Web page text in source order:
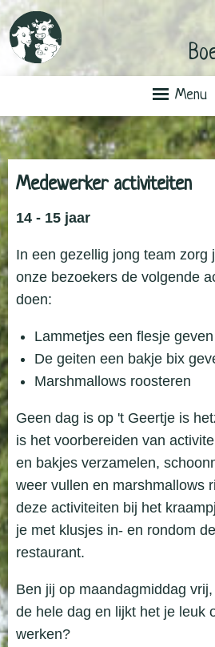
Menu
Medewerker activiteiten
14 - 15 jaar
In een gezellig jong team zorg
onze bezoekers de volgende
doen:
Lammetjes een flesje geven
De geiten een bakje bix
Marshmallows roosteren
Geen dag is op 't Geertje is
is het voorbereiden van
en bakjes verzamelen,
weer vullen en marshmallows
deze activiteiten bij het
je met klusjes in- en rondom
restaurant.
Ben jij op maandagmiddag
de hele dag en lijkt het je leuk
werken?